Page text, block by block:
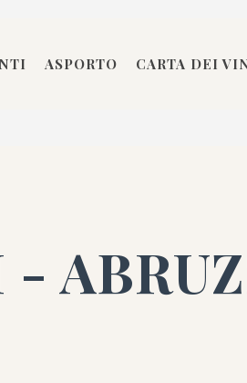
ASPORTO CARTA DEI